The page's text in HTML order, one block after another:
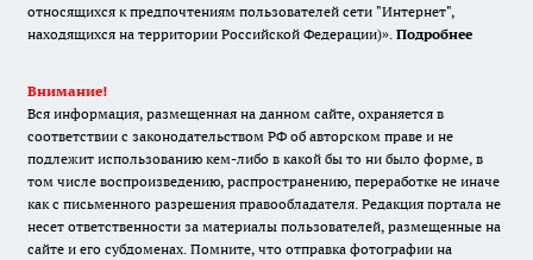
относящихся к предпочтениям пользователей сети "Интернет",
находящихся на территории Российской Федерации)». Подробнее
Внимание!
Вся информация, размещенная на данном сайте, охраняется в
соответствии с законодательством РФ об авторском праве и не
подлежит использованию кем-либо в какой бы то ни было форме, в
том числе воспроизведению, распространению, переработке не иначе
как с письменного разрешения правообладателя. Редакция портала не
несет ответственности за материалы пользователей, размещенные на
сайте и его субдоменах. Помните, что отправка фотографии на